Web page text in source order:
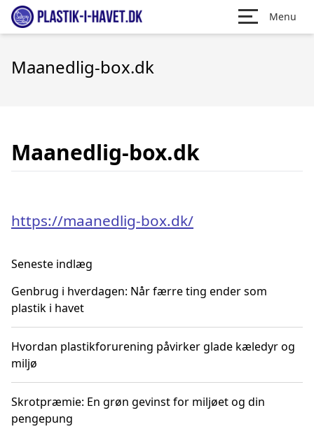
Menu
Maanedlig-box.dk
Maanedlig-box.dk
https://maanedlig-box.dk/
Seneste indlæg
Genbrug i hverdagen: Når færre ting ender som
plastik i havet
Hvordan plastikforurening påvirker glade kæledyr og
miljø
Skrotpræmie: En grøn gevinst for miljøet og din
pengepung